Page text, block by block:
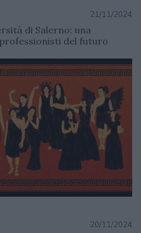
21/11/2024
di Salerno: una
del futuro
20/11/2024